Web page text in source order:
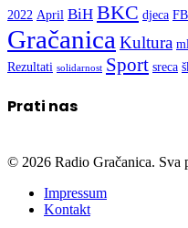
2022 April BiH BKC djeca
Gračanica Kultura
Rezultati solidarnost Sport sreca
Prati nas
© 2026 Radio Gračanica. Sva
Impressum
Kontakt